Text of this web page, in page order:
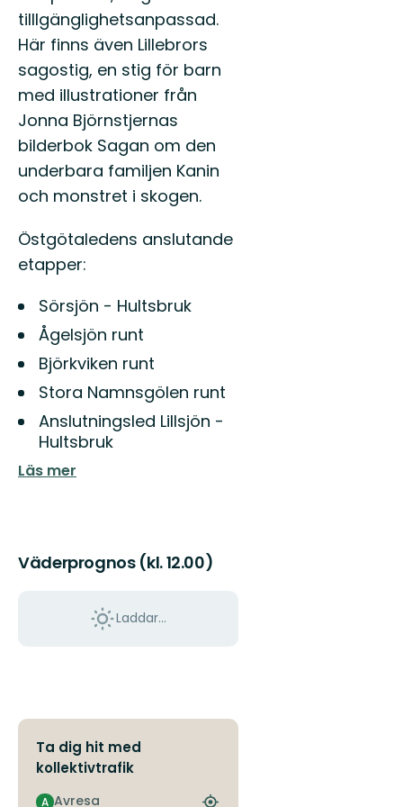
tilllgänglighetsanpassad.
Här finns även Lillebrors
sagostig, en stig för barn
med illustrationer från
Jonna Björnstjernas
bilderbok Sagan om den
underbara familjen Kanin
och monstret i skogen.
Östgötaledens anslutande
etapper:
Sörsjön - Hultsbruk
Ågelsjön runt
Björkviken runt
Stora Namnsgölen runt
Anslutningsled Lillsjön -
Hultsbruk
Läs mer
Väderprognos (kl. 12.00)
Laddar...
Ta dig hit med
kollektivtrafik
Avresa
A